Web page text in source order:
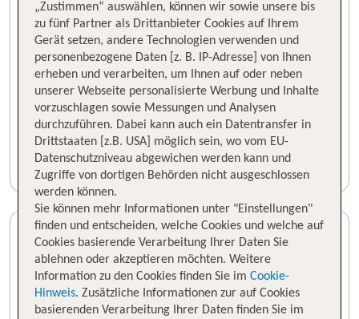
„Zustimmen“ auswählen, können wir sowie unsere bis
zu fünf Partner als Drittanbieter Cookies auf Ihrem
Gerät setzen, andere Technologien verwenden und
personenbezogene Daten [z. B. IP-Adresse] von Ihnen
erheben und verarbeiten, um Ihnen auf oder neben
unserer Webseite personalisierte Werbung und Inhalte
vorzuschlagen sowie Messungen und Analysen
durchzuführen. Dabei kann auch ein Datentransfer in
Drittstaaten [z.B. USA] möglich sein, wo vom EU-
Datenschutzniveau abgewichen werden kann und
Zugriffe von dortigen Behörden nicht ausgeschlossen
werden können.
Sie können mehr Informationen unter "Einstellungen"
finden und entscheiden, welche Cookies und welche auf
Cookies basierende Verarbeitung Ihrer Daten Sie
ablehnen oder akzeptieren möchten. Weitere
Information zu den Cookies finden Sie im Cookie-
Hinweis. Zusätzliche Informationen zur auf Cookies
basierenden Verarbeitung Ihrer Daten finden Sie im